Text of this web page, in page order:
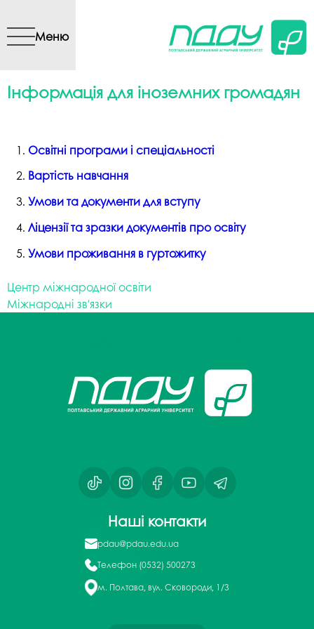
вмісту
Меню
Інформація для іноземних громадян
Освітні програми і спеціальності
Вартість навчання
Умови та документи для вступу
Ліцензії та зразки документів про освіту
Умови проживання в гуртожитку
Центр міжнародної освіти
Міжнародні зв'язки
Наші контакти
pdau@pdau.edu.ua
Телефон (0532) 500273
м. Полтава, вул. Сковороди, 1/3